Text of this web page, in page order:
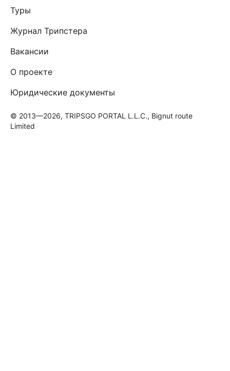
Туры
Журнал Трипстера
Вакансии
О проекте
Юридические документы
© 2013—2026, TRIPSGO PORTAL L.L.C., Bignut route
Limited